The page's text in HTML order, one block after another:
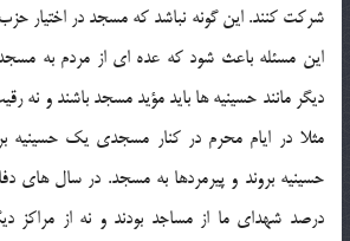
شرکت کنند. این گونه نباشد که مسجد در اختیار
این مسئله باعث شود که عده ای از مردم به مسجد
دیگر مانند حسینیه ها باید مؤید مسجد باشند و نه
مثلا در ایام محرم در کنار مسجدی یک حسینیه
درصد شهدای ما از مساجد بودند و نه از مراکز